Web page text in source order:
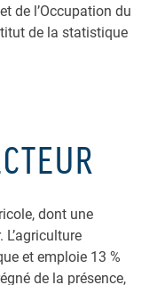
de l’Occupation du
de la statistique
dont une
et emploie 13 %
de la présence,